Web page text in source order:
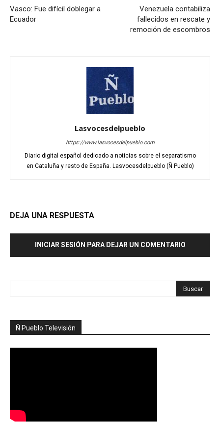
Vasco: Fue difícil doblegar a
Ecuador
Venezuela contabiliza
fallecidos en rescate y
remoción de escombros
Lasvocesdelpueblo
https://www.lasvocesdelpueblo.com
Diario digital español dedicado a noticias sobre el separatismo
en Cataluña y resto de España. Lasvocesdelpueblo (Ñ Pueblo)
DEJA UNA RESPUESTA
INICIAR SESIÓN PARA DEJAR UN COMENTARIO
Ñ Pueblo Televisión